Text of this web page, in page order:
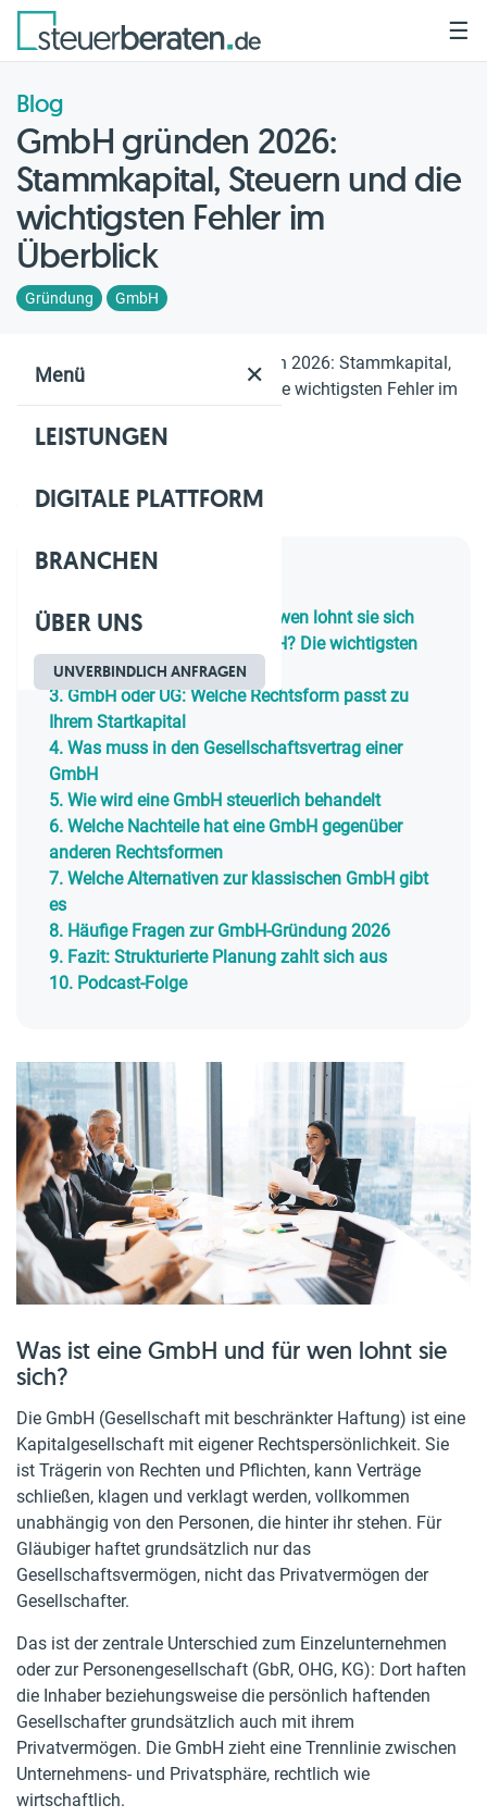
Menü ✕
LEISTUNGEN
DIGITALE PLATTFORM
BRANCHEN
ÜBER UNS
UNVERBINDLICH ANFRAGEN
☰
Blog
GmbH gründen 2026:
Stammkapital, Steuern und die
wichtigsten Fehler im
Überblick
Gründung GmbH
Home
GmbH gründen 2026: Stammkapital,
Steuern und die wichtigsten Fehler im
Geschätzte Lesezeit: 22 Min.
1. Was ist eine GmbH und für wen lohnt sie sich
Wie gründet man eine GmbH? Die wichtigsten
Schritte
3. GmbH oder UG: Welche Rechtsform passt zu
Ihrem Startkapital
4. Was muss in den Gesellschaftsvertrag einer
GmbH
5. Wie wird eine GmbH steuerlich behandelt
6. Welche Nachteile hat eine GmbH gegenüber
anderen Rechtsformen
7. Welche Alternativen zur klassischen GmbH gibt
es
8. Häufige Fragen zur GmbH-Gründung 2026
9. Fazit: Strukturierte Planung zahlt sich aus
10. Podcast-Folge
Was ist eine GmbH und für wen lohnt sie
sich?
Die GmbH (Gesellschaft mit beschränkter Haftung) ist eine
Kapitalgesellschaft mit eigener Rechtspersönlichkeit. Sie
ist Trägerin von Rechten und Pflichten, kann Verträge
schließen, klagen und verklagt werden, vollkommen
unabhängig von den Personen, die hinter ihr stehen. Für
Gläubiger haftet grundsätzlich nur das
Gesellschaftsvermögen, nicht das Privatvermögen der
Gesellschafter.
Das ist der zentrale Unterschied zum Einzelunternehmen
oder zur Personengesellschaft (GbR, OHG, KG): Dort haften
die Inhaber beziehungsweise die persönlich haftenden
Gesellschafter grundsätzlich auch mit ihrem
Privatvermögen. Die GmbH zieht eine Trennlinie zwischen
Unternehmens- und Privatsphäre, rechtlich wie
wirtschaftlich.